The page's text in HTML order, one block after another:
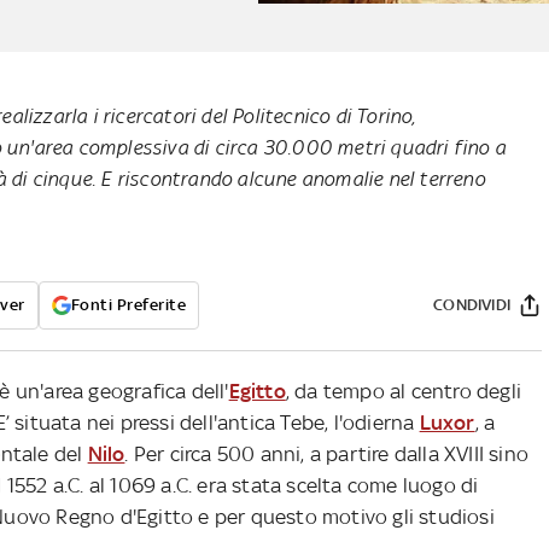
i ricercatori del Politecnico di Torino,
un'area complessiva di circa 30.000 metri quadri fino a
di cinque. E riscontrando alcune anomalie nel terreno
Fonti Preferite CONDIVIDI
un'area geografica dell'Egitto, da tempo al centro degli
situata nei pressi dell'antica Tebe, l'odierna Luxor, a
del Nilo. Per circa 500 anni, a partire dalla XVIII sino
a.C. al 1069 a.C. era stata scelta come luogo di
Regno d'Egitto e per questo motivo gli studiosi